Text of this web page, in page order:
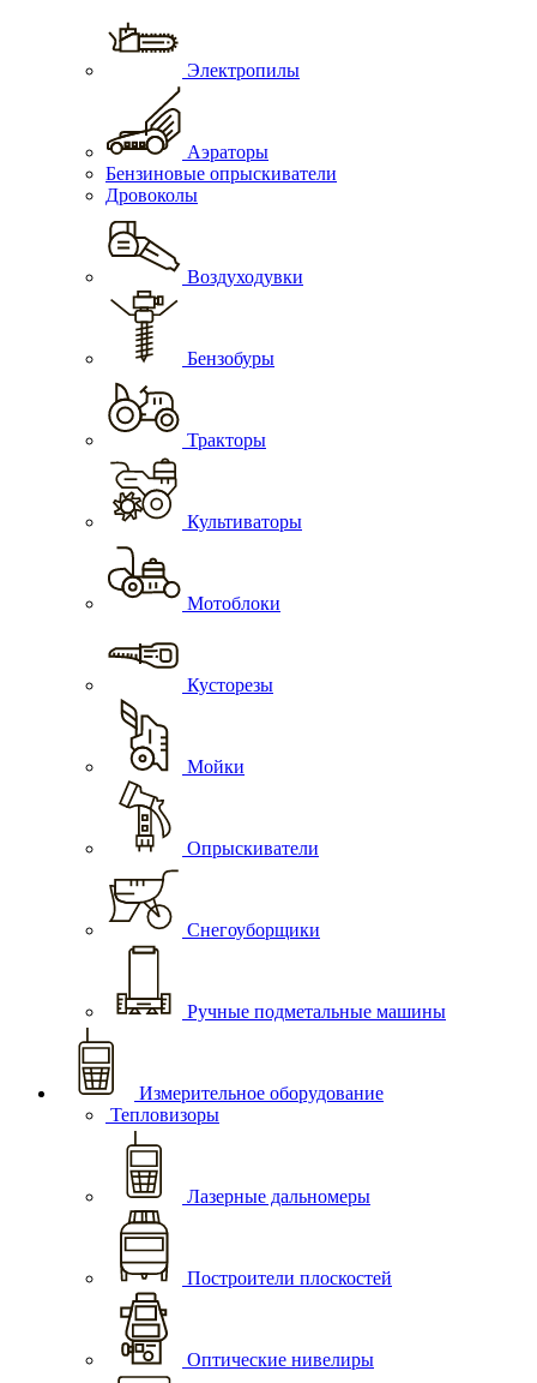
Электропилы
Аэраторы
Бензиновые опрыскиватели
Дровоколы
Воздуходувки
Бензобуры
Тракторы
Культиваторы
Мотоблоки
Кусторезы
Мойки
Опрыскиватели
Снегоуборщики
Ручные подметальные машины
Измерительное оборудование
Тепловизоры
Лазерные дальномеры
Построители плоскостей
Оптические нивелиры